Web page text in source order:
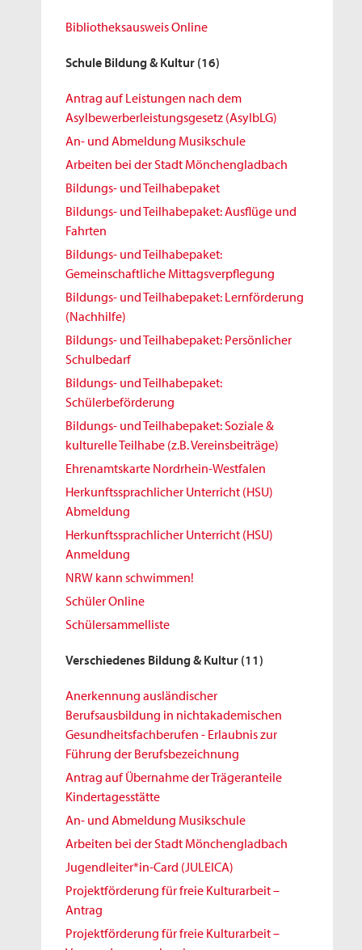
Bibliotheksausweis Online
Schule Bildung & Kultur (16)
Antrag auf Leistungen nach dem
Asylbewerberleistungsgesetz (AsylbLG)
An- und Abmeldung Musikschule
Arbeiten bei der Stadt Mönchengladbach
Bildungs- und Teilhabepaket
Bildungs- und Teilhabepaket: Ausflüge und
Fahrten
Bildungs- und Teilhabepaket:
Gemeinschaftliche Mittagsverpflegung
Bildungs- und Teilhabepaket: Lernförderung
(Nachhilfe)
Bildungs- und Teilhabepaket: Persönlicher
Schulbedarf
Bildungs- und Teilhabepaket:
Schülerbeförderung
Bildungs- und Teilhabepaket: Soziale &
kulturelle Teilhabe (z.B. Vereinsbeiträge)
Ehrenamtskarte Nordrhein-Westfalen
Herkunftssprachlicher Unterricht (HSU)
Abmeldung
Herkunftssprachlicher Unterricht (HSU)
Anmeldung
NRW kann schwimmen!
Schüler Online
Schülersammelliste
Verschiedenes Bildung & Kultur (11)
Anerkennung ausländischer
Berufsausbildung in nichtakademischen
Gesundheitsfachberufen - Erlaubnis zur
Führung der Berufsbezeichnung
Antrag auf Übernahme der Trägeranteile
Kindertagesstätte
An- und Abmeldung Musikschule
Arbeiten bei der Stadt Mönchengladbach
Jugendleiter*in-Card (JULEICA)
Projektförderung für freie Kulturarbeit –
Antrag
Projektförderung für freie Kulturarbeit –